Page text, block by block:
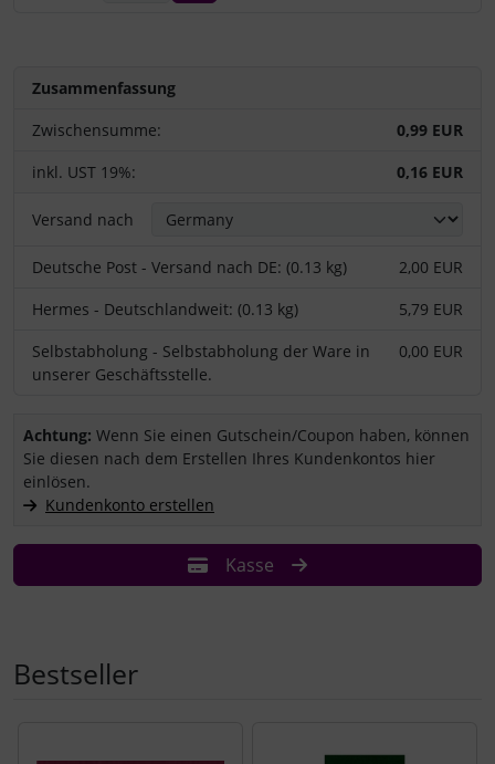
Zusammenfassung
Zwischensumme:
0,99 EUR
inkl. UST 19%:
0,16 EUR
Versand nach
Deutsche Post - Versand nach DE: (0.13 kg)
2,00 EUR
Hermes - Deutschlandweit: (0.13 kg)
5,79 EUR
Selbstabholung - Selbstabholung der Ware in
unserer Geschäftsstelle.
0,00 EUR
Sie haben einen Coupon/Gutschein und wollen ihn einlösen?
Achtung: Wenn Sie einen Gutschein/Coupon haben, können
Sie diesen nach dem Erstellen Ihres Kundenkontos hier
einlösen.
Kundenkonto erstellen
Kasse
Bestseller